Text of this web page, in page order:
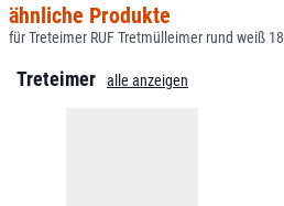
ähnliche Produkte
für Treteimer RUF Tretmülleimer rund weiß 18
Treteimer alle anzeigen